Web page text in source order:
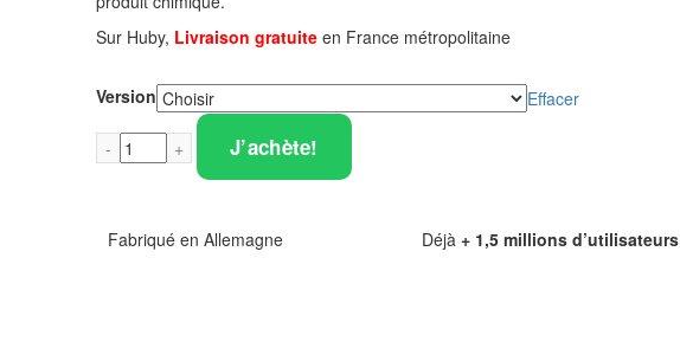
Sur Huby, Livraison gratuite en France métropolitaine
Version Effacer
J’achète!
Fabriqué en Allemagne Déjà + 1,5 millions d’utilisateurs